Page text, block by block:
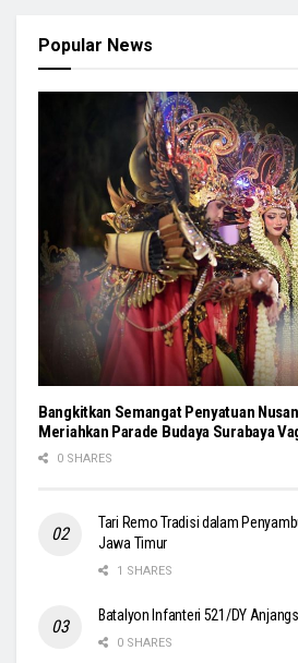
Popular News
Bangkitkan Semangat Penyatuan
Meriahkan Parade Budaya Surabaya
0 SHARES
Tari Remo Tradisi dalam
Jawa Timur
1 SHARES
Batalyon Infanteri 521/DY
0 SHARES